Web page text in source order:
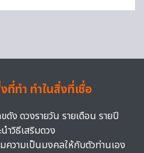
ที่ทำ ทำในสิ่งที่เชื่อ
ดัง ดวงรายวัน รายเดือน รายปี
ำวิธีเสริมดวง
ความเป็นมงคลให้กับตัวท่านเอง